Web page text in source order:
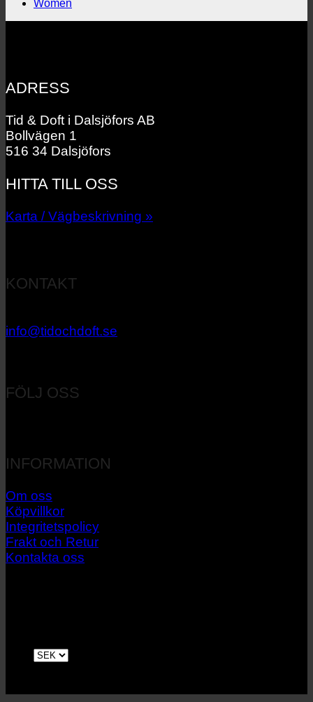
Women
ADRESS
Tid & Doft i Dalsjöfors AB
Bollvägen 1
516 34 Dalsjöfors
HITTA TILL OSS
Karta / Vägbeskrivning »
KONTAKT
info@tidochdoft.se
FÖLJ OSS
INFORMATION
Om oss
Köpvillkor
Integritetspolicy
Frakt och Retur
Kontakta oss